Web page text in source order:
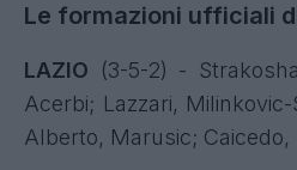
Le formazioni ufficiali
LAZIO (3-5-2) -
Acerbi; Lazzari,
Alberto, Marusic;